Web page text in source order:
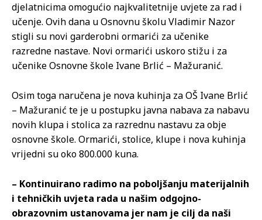
djelatnicima omogućio najkvalitetnije uvjete za rad i
učenje. Ovih dana u Osnovnu školu Vladimir Nazor
stigli su novi garderobni ormarići za učenike
razredne nastave. Novi ormarići uskoro stižu i za
učenike Osnovne škole Ivane Brlić – Mažuranić.
Osim toga naručena je nova kuhinja za OŠ Ivane Brlić
– Mažuranić te je u postupku javna nabava za nabavu
novih klupa i stolica za razrednu nastavu za obje
osnovne škole. Ormarići, stolice, klupe i nova kuhinja
vrijedni su oko 800.000 kuna.
– Kontinuirano radimo na poboljšanju materijalnih
i tehničkih uvjeta rada u našim odgojno-
obrazovnim ustanovama jer nam je cilj da naši